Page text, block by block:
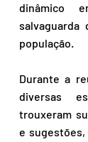
dinâmico
população.
Durante a
diversas
trouxeram
e